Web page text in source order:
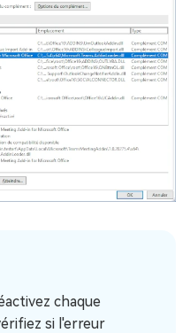
chaque
si l'erreur